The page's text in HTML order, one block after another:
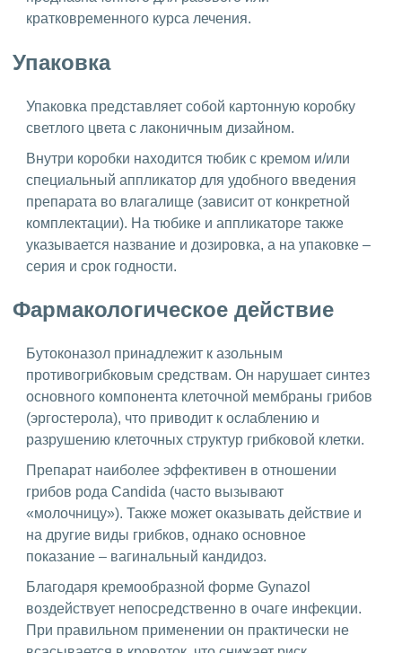
кратковременного курса лечения.
Упаковка
Упаковка представляет собой картонную коробку
светлого цвета с лаконичным дизайном.
Внутри коробки находится тюбик с кремом и/или
специальный аппликатор для удобного введения
препарата во влагалище (зависит от конкретной
комплектации). На тюбике и аппликаторе также
указывается название и дозировка, а на упаковке –
серия и срок годности.
Фармакологическое действие
Бутоконазол принадлежит к азольным
противогрибковым средствам. Он нарушает синтез
основного компонента клеточной мембраны грибов
(эргостерола), что приводит к ослаблению и
разрушению клеточных структур грибковой клетки.
Препарат наиболее эффективен в отношении
грибов рода Candida (часто вызывают
«молочницу»). Также может оказывать действие и
на другие виды грибков, однако основное
показание – вагинальный кандидоз.
Благодаря кремообразной форме Gynazol
воздействует непосредственно в очаге инфекции.
При правильном применении он практически не